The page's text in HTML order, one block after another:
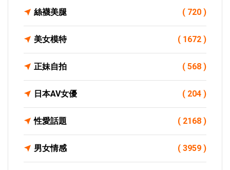
絲襪美腿 ( 720 )
美女模特 ( 1672 )
正妹自拍 ( 568 )
日本AV女優 ( 204 )
性愛話題 ( 2168 )
男女情感 ( 3959 )